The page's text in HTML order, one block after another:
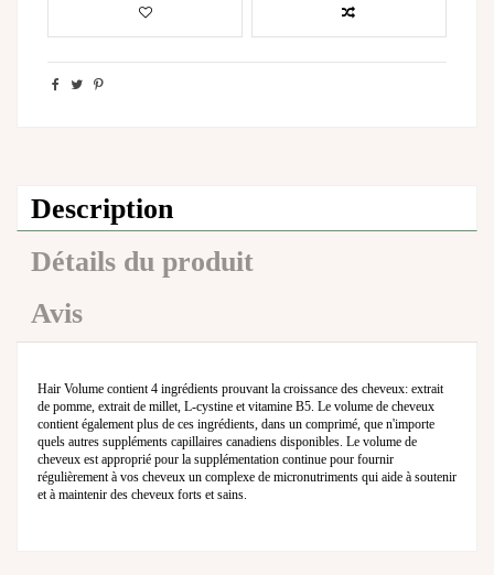
Description
Détails du produit
Avis
Hair Volume contient 4 ingrédients prouvant la croissance des cheveux: extrait
de pomme, extrait de millet, L-cystine et vitamine B5. Le volume de cheveux
contient également plus de ces ingrédients, dans un comprimé, que n'importe
quels autres suppléments capillaires canadiens disponibles. Le volume de
cheveux est approprié pour la supplémentation continue pour fournir
régulièrement à vos cheveux un complexe de micronutriments qui aide à soutenir
et à maintenir des cheveux forts et sains.